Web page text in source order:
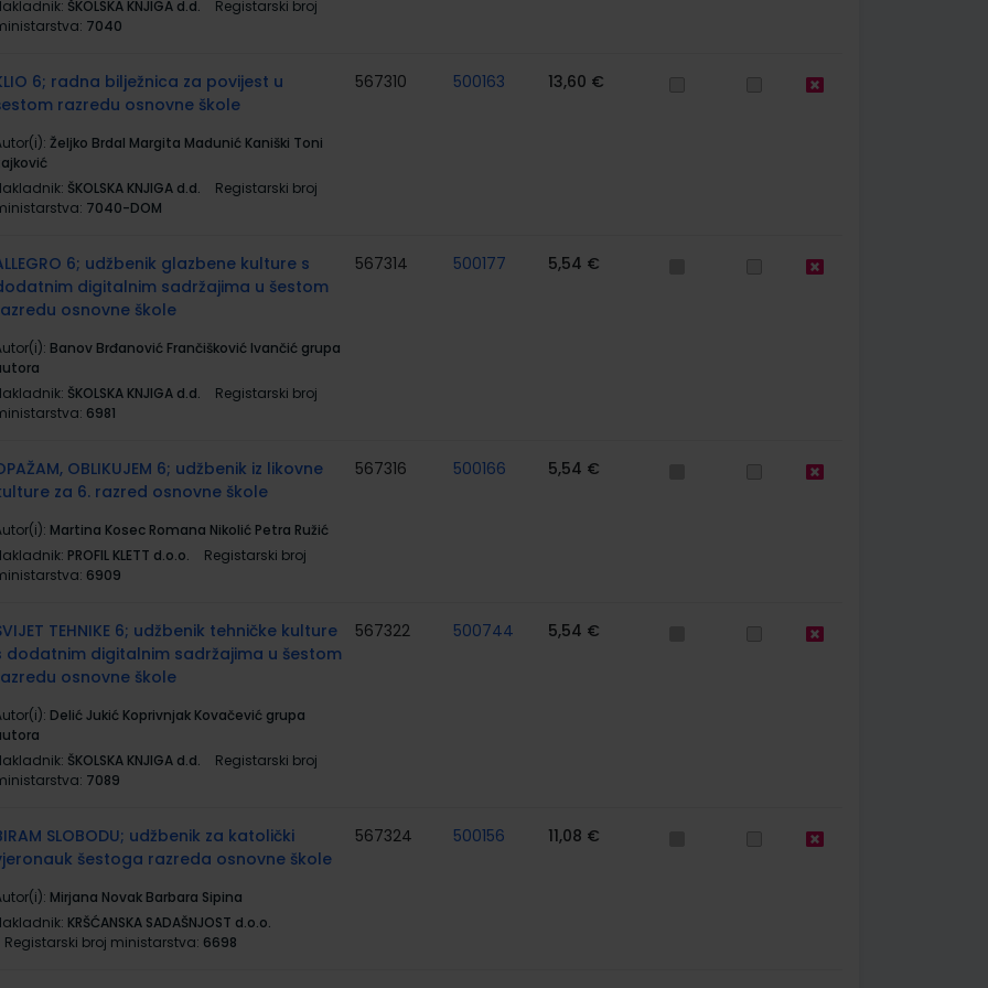
ŠKOLSKA KNJIGA d.d.
Registarski broj
7040
6; radna bilježnica za povijest u
razredu osnovne škole
Željko Brdal Margita Madunić Kaniški Toni
ŠKOLSKA KNJIGA d.d.
Registarski broj
7040-DOM
567310 500163 13,60 €
6; udžbenik glazbene kulture s
digitalnim sadržajima u šestom
osnovne škole
Banov Brđanović Frančišković Ivančić grupa
ŠKOLSKA KNJIGA d.d.
Registarski broj
6981
567314 500177 5,54 €
OBLIKUJEM 6; udžbenik iz likovne
za 6. razred osnovne škole
Martina Kosec Romana Nikolić Petra Ružić
PROFIL KLETT d.o.o.
Registarski broj
6909
567316 500166 5,54 €
TEHNIKE 6; udžbenik tehničke kulture
dodatnim digitalnim sadržajima u šestom
osnovne škole
Delić Jukić Koprivnjak Kovačević grupa
ŠKOLSKA KNJIGA d.d.
Registarski broj
7089
567322 500744 5,54 €
SLOBODU; udžbenik za katolički
šestoga razreda osnovne škole
Mirjana Novak Barbara Sipina
KRŠĆANSKA SADAŠNJOST d.o.o.
Registarski broj ministarstva: 6698
567324 500156 11,08 €